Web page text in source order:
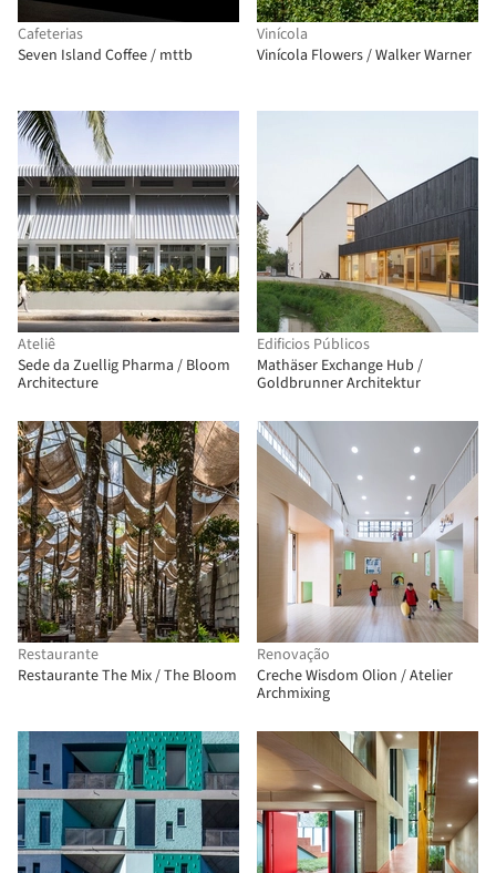
Cafeterias
Seven Island Coffee / mttb
Vinícola
Vinícola Flowers / Walker Warner
Ateliê
Sede da Zuellig Pharma / Bloom
Architecture
Edificios Públicos
Mathäser Exchange Hub /
Goldbrunner Architektur
Restaurante
Restaurante The Mix / The Bloom
Renovação
Creche Wisdom Olion / Atelier
Archmixing